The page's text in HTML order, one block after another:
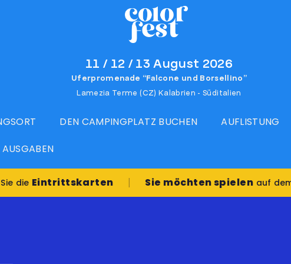
11 / 12 / 13 August 2026
Uferpromenade “Falcone und Borsellino”
Lamezia Terme (CZ) Kalabrien - Süditalien
DEN CAMPINGPLATZ BUCHEN AUFLISTUNG
| Sie möchten spielenauf dem Color